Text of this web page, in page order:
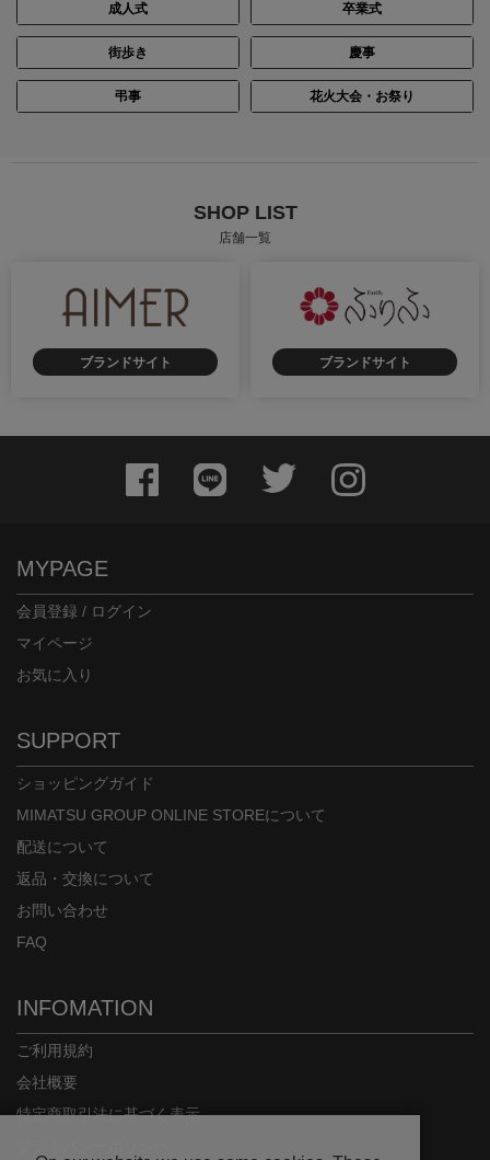
成人式 卒業式
街歩き 慶事
弔事 花火大会・お祭り
SHOP LIST
店舗一覧
ブランドサイト ブランドサイト
MYPAGE
会員登録 / ログイン
マイページ
お気に入り
SUPPORT
ショッピングガイド
MIMATSU GROUP ONLINE STOREについて
配送について
返品・交換について
お問い合わせ
FAQ
INFOMATION
ご利用規約
会社概要
特定商取引法に基づく表示